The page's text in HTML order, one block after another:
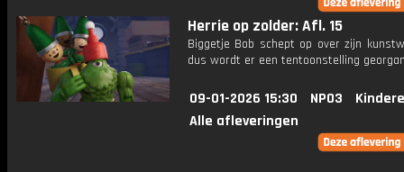
Herrie op zolder: Afl. 15
Biggetje Bob schept op over zijn
dus wordt er een tentoonstelling
09-01-2026 15:30 NPO3
Alle afleveringen